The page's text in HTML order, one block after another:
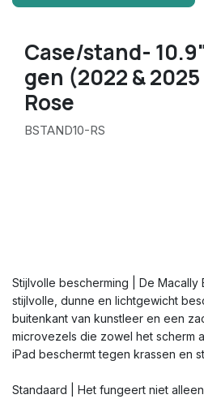
Case/stand- 10.9"
gen (2022 &
Rose
BSTAND10-RS
Stijlvolle bescherming | De Macally
stijlvolle, dunne en lichtgewicht
buitenkant van kunstleer en een
microvezels die zowel het scherm
iPad beschermt tegen krassen en
Standaard | Het fungeert niet